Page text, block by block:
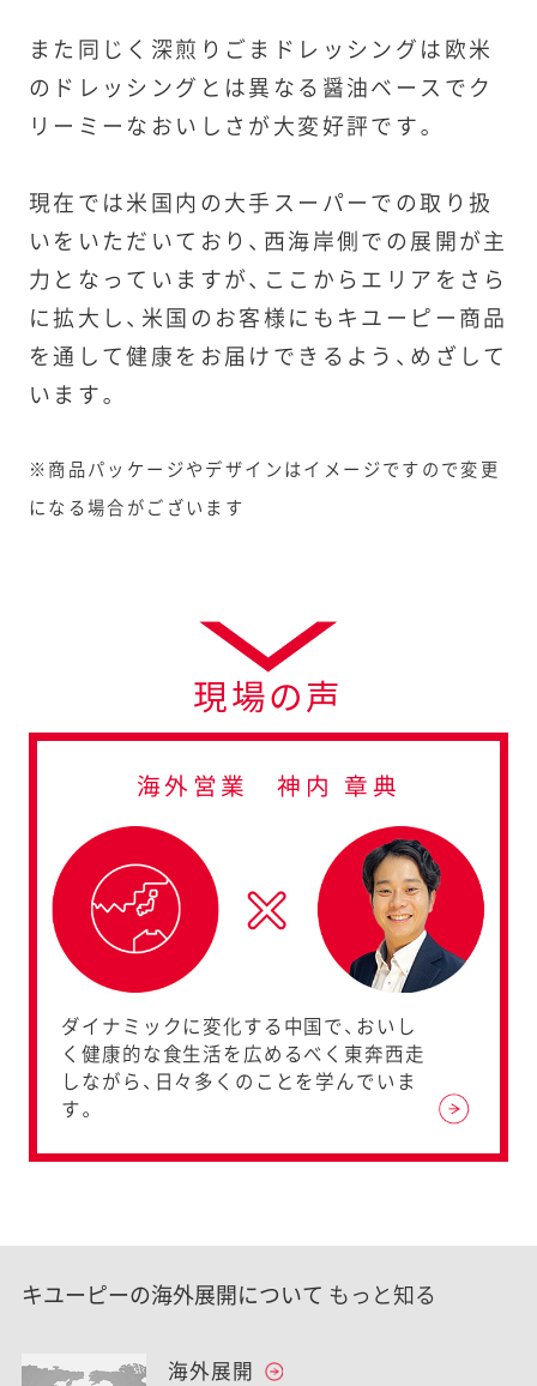
また同じく深煎りごまドレッシングは欧米
のドレッシングとは異なる醤油ベースでク
リーミーなおいしさが大変好評です。
現在では米国内の大手スーパーでの取り扱
いをいただいており、西海岸側での展開が主
力となっていますが、ここからエリアをさら
に拡大し、米国のお客様にもキユーピー商品
を通して健康をお届けできるよう、めざして
います。
※商品パッケージやデザインはイメージですので変更
になる場合がございます
現場の声
海外営業 神内 章典
ダイナミックに変化する中国で、おいし
く健康的な食生活を広めるべく東奔西走
しながら、日々多くのことを学んでいま
す。
キユーピーの海外展開について もっと知る
海外展開